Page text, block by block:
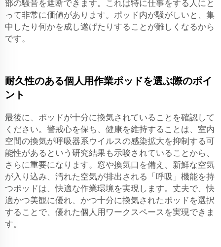
部の騒音を遮断できます。これは特に仕事をする人にと
って非常に価値があります。ポッド内が騒がしいと、集
中したり何かを成し遂げたりすることが難しくなるから
です。
耐久性のある個人用作業ポッドを選ぶ際のポイ
ント
最後に、ポッドが十分に換気されていることを確認して
ください。警戒心を保ち、健康を維持することは、室内
空間の換気が呼吸器系ウイルスの感染拡大を抑制する可
能性があるという研究結果も示唆されていることから、
さらに重要になります。窓や換気口を備え、新鮮な空気
が入り込み、汚れた空気が排出される「呼吸」機能を持
つポッドは、快適な作業環境を実現します。丈夫で、快
適かつ美観に優れ、かつ十分に換気されたポッドを選択
することで、優れた個人用ワークスペースを実現できま
す。